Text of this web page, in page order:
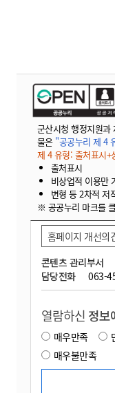
군산시청 행정지원과
물은 "공공누리 제 4
제 4 유형: 출처표시+
출처표시
비상업적 이용만
변형 등 2차적 저
※ 공공누리 마크를
콘텐츠 관리부서
담당전화
063-
홈페이지 개선의
열람하신 정보
매우만족
매우불만족